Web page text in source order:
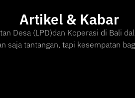
Artikel & Kabar
Desa (LPD)dan Koperasi di Bali
saja tantangan, tapi kesempatan